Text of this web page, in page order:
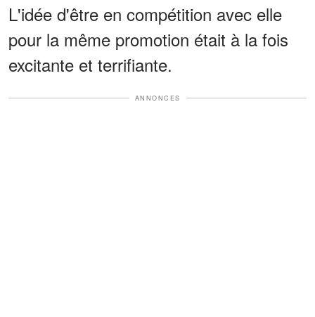
L'idée d'être en compétition avec elle
pour la même promotion était à la fois
excitante et terrifiante.
ANNONCES